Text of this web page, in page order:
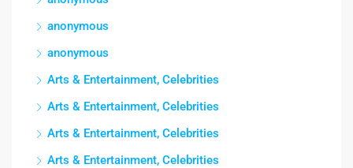
anonymous
anonymous
Arts & Entertainment, Celebrities
Arts & Entertainment, Celebrities
Arts & Entertainment, Celebrities
Arts & Entertainment, Celebrities